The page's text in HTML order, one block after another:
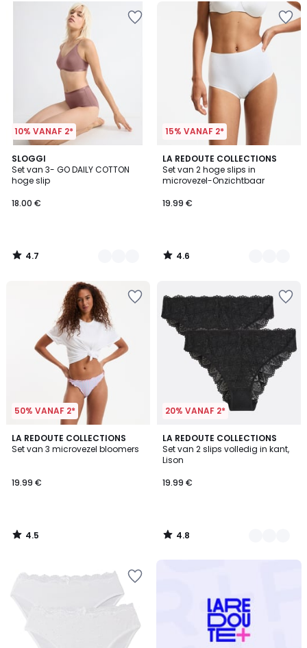
10% VANAF 2*
SLOGGI
Set van 3- GO DAILY COTTON
hoge slip
18.00 €
4.7
/ 5
3
Kleuren
4.7
/
15% VANAF 2*
LA REDOUTE COLLECTIONS
Set van 2 hoge slips in
microvezel-Onzichtbaar
19.99 €
4.6
/ 5
3
Kleuren
4.6
/
50% VANAF 2*
LA REDOUTE COLLECTIONS
Set van 3 microvezel bloomers
19.99 €
4.5
/ 5
4.5
/
20% VANAF 2*
LA REDOUTE COLLECTIONS
Set van 2 slips volledig in kant,
Lison
19.99 €
4.8
/ 5
4
Kleuren
4.8
/